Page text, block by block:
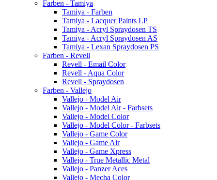
Farben - Tamiya
Tamiya - Farben
Tamiya - Lacquer Paints LP
Tamiya - Acryl Spraydosen TS
Tamiya - Acryl Spraydosen AS
Tamiya - Lexan Spraydosen PS
Farben - Revell
Revell - Email Color
Revell - Aqua Color
Revell - Spraydosen
Farben - Vallejo
Vallejo - Model Air
Vallejo - Model Air - Farbsets
Vallejo - Model Color
Vallejo - Model Color - Farbsets
Vallejo - Game Color
Vallejo - Game Air
Vallejo - Game Xpress
Vallejo - True Metallic Metal
Vallejo - Panzer Aces
Vallejo - Mecha Color